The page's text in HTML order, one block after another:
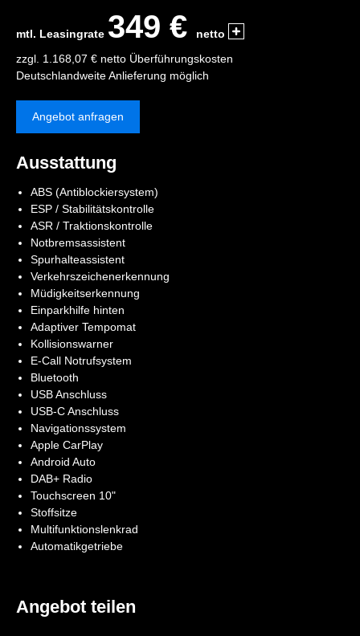
mtl. Leasingrate 349 €
netto
zzgl. 1.168,07 € netto Überführungskosten
Deutschlandweite Anlieferung möglich
Angebot anfragen
Ausstattung
ABS (Antiblockiersystem)
ESP / Stabilitätskontrolle
ASR / Traktionskontrolle
Notbremsassistent
Spurhalteassistent
Verkehrszeichenerkennung
Müdigkeitserkennung
Einparkhilfe hinten
Adaptiver Tempomat
Kollisionswarner
E-Call Notrufsystem
Bluetooth
USB Anschluss
USB-C Anschluss
Navigationssystem
Apple CarPlay
Android Auto
DAB+ Radio
Touchscreen 10"
Stoffsitze
Multifunktionslenkrad
Automatikgetriebe
Angebot teilen